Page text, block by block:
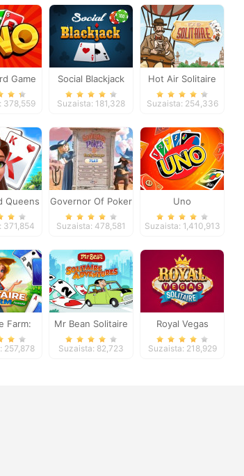
Game
378,559
Social Blackjack
Suzaista: 181,328
Hot Air Solitaire
Suzaista: 254,336
Queens
371,854
Governor Of Poker
2
Suzaista: 478,581
Uno
Suzaista: 1,410,913
Farm:
257,878
Mr Bean Solitaire
Adventures
Suzaista: 82,723
Royal Vegas
Solitaire
Suzaista: 218,929